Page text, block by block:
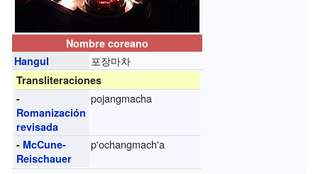
Nombre coreano
Hangul
포장마차
Transliteraciones
-
Romanización
revisada
pojangmacha
- McCune-
Reischauer
p'ochangmach'a